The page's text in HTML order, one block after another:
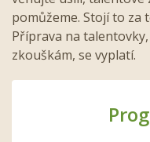
pomůžeme. Stojí to za
Příprava na
zkouškám, se vyplatí.